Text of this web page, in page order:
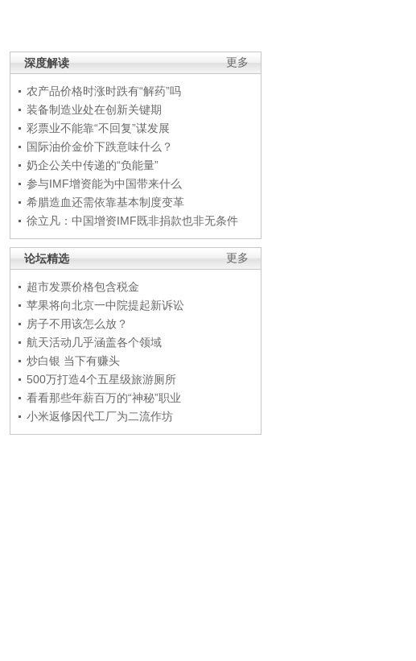
更多
深度解读
农产品价格时涨时跌有“解药”吗
装备制造业处在创新关键期
彩票业不能靠“不回复”谋发展
国际油价金价下跌意味什么？
奶企公关中传递的“负能量”
参与IMF增资能为中国带来什么
希腊造血还需依靠基本制度变革
徐立凡：中国增资IMF既非捐款也非无条件
更多
论坛精选
超市发票价格包含税金
苹果将向北京一中院提起新诉讼
房子不用该怎么放？
航天活动几乎涵盖各个领域
炒白银 当下有赚头
500万打造4个五星级旅游厕所
看看那些年薪百万的“神秘”职业
小米返修因代工厂为二流作坊